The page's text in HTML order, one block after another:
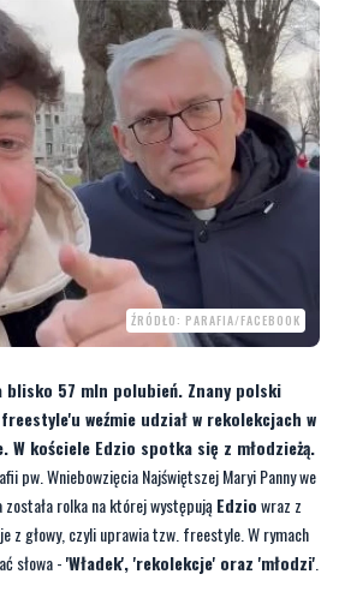
ŹRÓDŁO: PARAFIA/FACEBOOK
blisko 57 mln polubień. Znany polski
weźmie udział w rekolekcjach w
pw. Wniebowzięcia Najświętszej Maryi Panny we
została rolka na której występująEdziowraz z
z głowy, czyli uprawia tzw. freestyle. W rymach
słowa -'Władek', 'rekolekcje' oraz 'młodzi'.